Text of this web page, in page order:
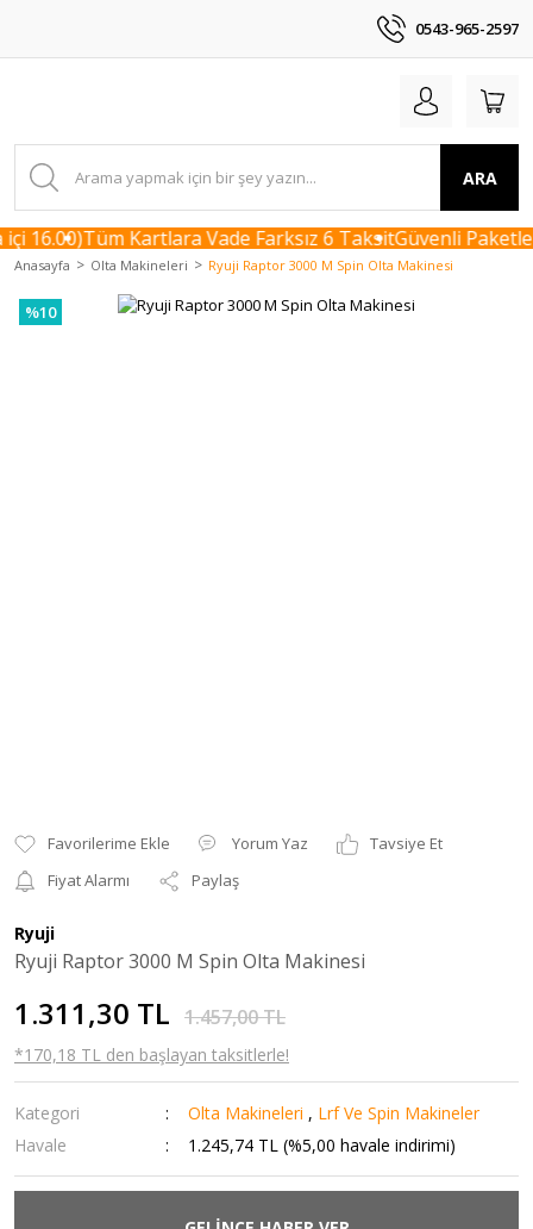
0543-965-2597
ARA
16.00)Tüm Kartlara Vade Farksız 6 TaksitGüvenli
Anasayfa Olta Makineleri Ryuji Raptor 3000 M Spin Olta Makinesi
%10
Yorum Yaz
Tavsiye Et
Fiyat Alarmı
Paylaş
Ryuji
Ryuji Raptor 3000 M Spin Olta Makinesi
1.311,30 TL 1.457,00 TL
*170,18 TL den başlayan taksitlerle!
Kategori Olta Makineleri , Lrf Ve Spin Makineler
Havale
1.245,74 TL (%5,00 havale indirimi)